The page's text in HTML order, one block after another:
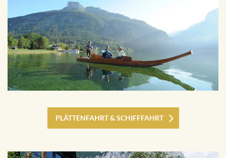
PLÄTTENFAHRT & SCHIFFFAHRT